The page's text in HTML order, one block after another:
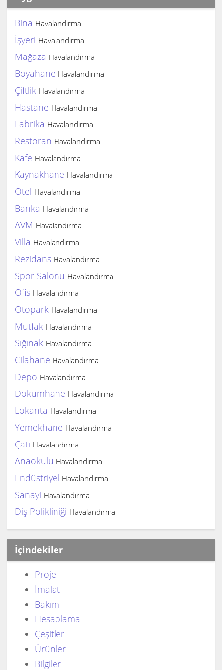
Bina Havalandırma
İşyeri Havalandırma
Mağaza Havalandırma
Boyahane Havalandırma
Çiftlik Havalandırma
Hastane Havalandırma
Fabrika Havalandırma
Restoran Havalandırma
Kafe Havalandırma
Kaynakhane Havalandırma
Otel Havalandırma
Banka Havalandırma
AVM Havalandırma
Villa Havalandırma
Rezidans Havalandırma
Spor Salonu Havalandırma
Ofis Havalandırma
Otopark Havalandırma
Mutfak Havalandırma
Sığınak Havalandırma
Cilahane Havalandırma
Depo Havalandırma
Dökümhane Havalandırma
Lokanta Havalandırma
Yemekhane Havalandırma
Çatı Havalandırma
Anaokulu Havalandırma
Endüstriyel Havalandırma
Sanayi Havalandırma
Diş Polikliniği Havalandırma
İçindekiler
Proje
İmalat
Bakım
Hesaplama
Çeşitler
Ürünler
Bilgiler